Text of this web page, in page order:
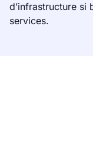
d’infrastructure si
services.